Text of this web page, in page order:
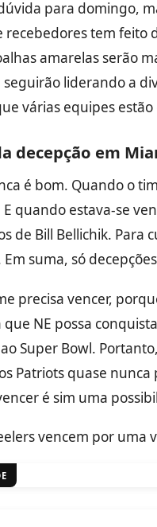
para domingo,
recebedores tem feito
amarelas serão
liderando a
várias equipes
decepção em
é bom. Quando o
E quando estava-se
de Bill Bellichik. Para
suma, só
precisa vencer,
NE possa
Super Bowl.
Patriots quase
é sim uma
vencem por uma